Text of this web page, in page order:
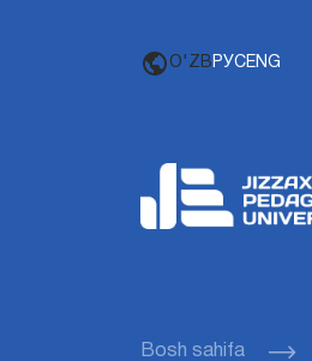
O'ZB РУСENG
Bosh sahifa